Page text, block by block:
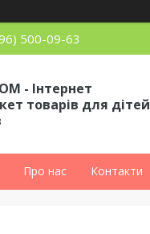
500-09-63
- Інтернет
товарів для
Про нас Контакти